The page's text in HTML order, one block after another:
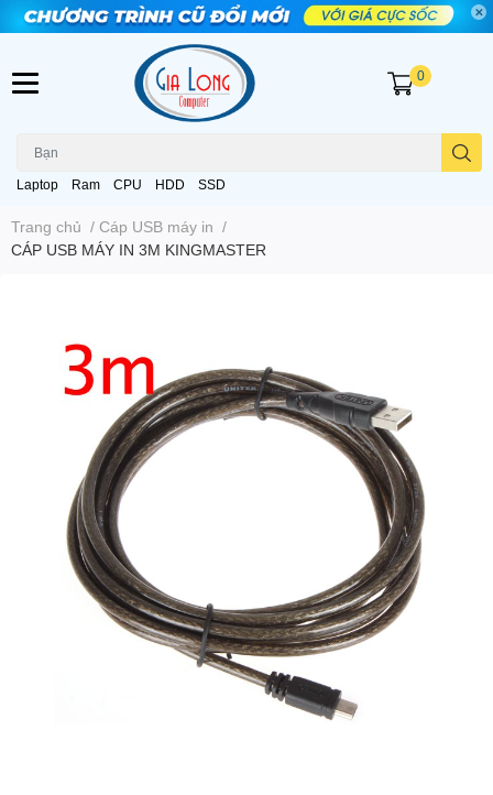
Laptop Ram CPU HDD SSD
0
Trang chủ / Cáp USB máy in /
CÁP USB MÁY IN 3M KINGMASTER